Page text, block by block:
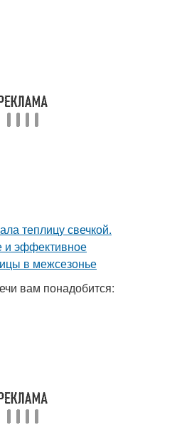
вам понадобится: